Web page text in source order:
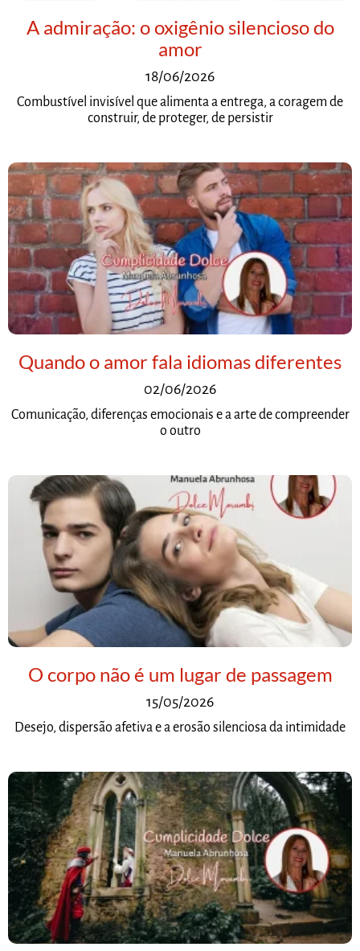
A admiração: o oxigênio silencioso do
amor
18/06/2026
Combustível invisível que alimenta a entrega, a coragem de
construir, de proteger, de persistir
Quando o amor fala idiomas diferentes
02/06/2026
Comunicação, diferenças emocionais e a arte de compreender
o outro
O corpo não é um lugar de passagem
15/05/2026
Desejo, dispersão afetiva e a erosão silenciosa da intimidade